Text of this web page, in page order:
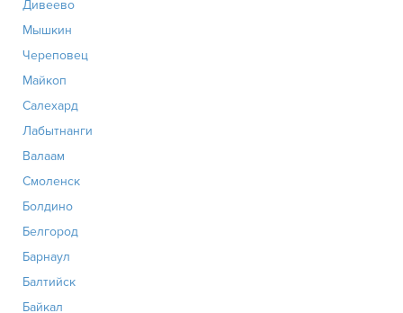
Дивеево
Мышкин
Череповец
Майкоп
Салехард
Лабытнанги
Валаам
Смоленск
Болдино
Белгород
Барнаул
Балтийск
Байкал